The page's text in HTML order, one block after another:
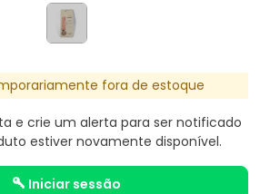
fora de estoque
e crie um alerta para ser notificado
estiver novamente disponível.
iniciar sessão